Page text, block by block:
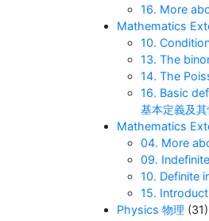
16. More
Mathematics
10.
13. The
14. The
16. Basic
基本定義及
Mathematics
04. More
09.
10. Definite
15.
Physics 物理 (31)